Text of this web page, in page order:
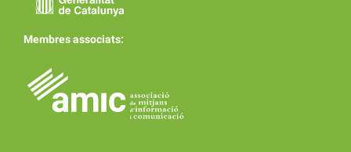
Membres associats: